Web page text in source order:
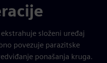
složeni uređaj
povezuje parazitske
ponašanja kruga.